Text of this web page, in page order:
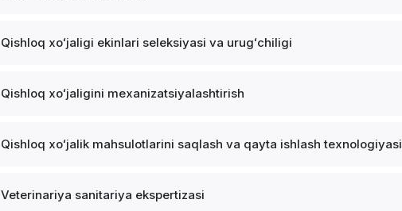
Qishloq xoʻjaligi ekinlari seleksiyasi va urugʻchiligi
Qishloq xoʻjaligini mexanizatsiyalashtirish
Qishloq xoʻjalik mahsulotlarini saqlash va qayta ishlash texnologiyasi
Veterinariya sanitariya ekspertizasi